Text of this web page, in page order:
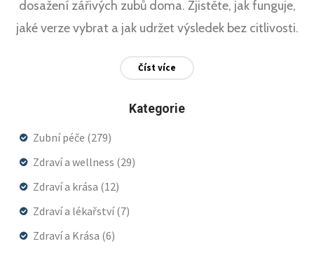
dosažení zářivých zubů doma. Zjistěte, jak funguje,
jaké verze vybrat a jak udržet výsledek bez citlivosti.
Číst více
Kategorie
Zubní péče (279)
Zdraví a wellness (29)
Zdraví a krása (12)
Zdraví a lékařství(7)
Zdraví a Krása (6)